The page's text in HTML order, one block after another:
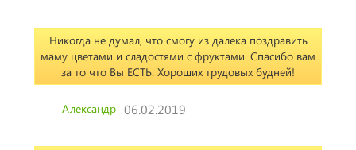
Никогда не думал, что смогу из далека поздравить
маму цветами и сладостями с фруктами. Спасибо вам
за то что Вы ЕСТЬ. Хороших трудовых будней!
Александр 06.02.2019